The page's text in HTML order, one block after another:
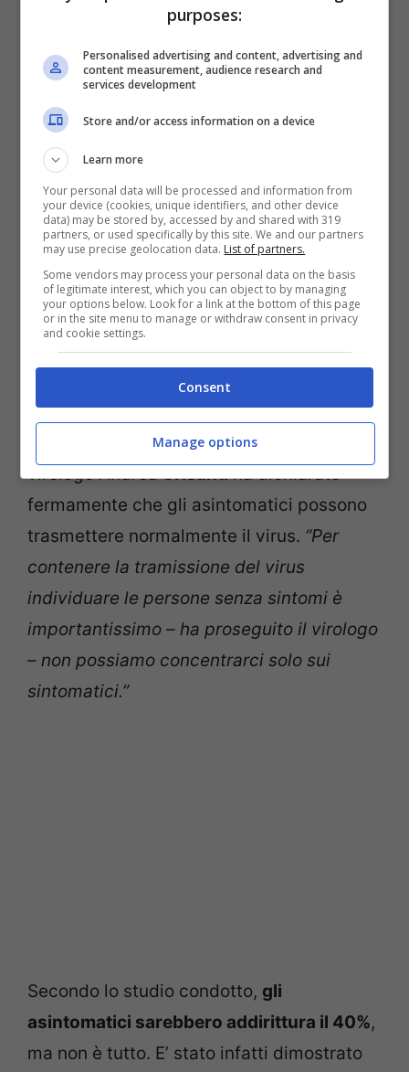
Prendendo in esame lo studio effettuato a
dal laboratorio di Padova, il
virologo AndreaCrisantiha dichiarato
fermamente che gli asintomatici possono
trasmettere normalmente il virus. “Per
contenere la tramissione del virus
individuare le persone senza sintomi è
importantissimo – ha proseguito il virologo
– non possiamo concentrarci solo sui
sintomatici.”
Secondo lo studio condotto, gli
asintomatici sarebbero addirittura il 40%,
ma non è tutto. E’ stato infatti dimostrato
purposes:
Personalised advertising and content, advertising and
content measurement, audience research and
services development
Store and/or access information on a device
Learn more
Your personal data will be processed and information from
your device (cookies, unique identifiers, and other device
data) may be stored by, accessed by and shared with 319
partners, or used specifically by this site. We and our partners
may use precise geolocation data. List of partners.
Some vendors may process your personal data on the basis
of legitimate interest, which you can object to by managing
your options below. Look for a link at the bottom of this page
or in the site menu to manage or withdraw consent in privacy
and cookie settings.
Consent
Manage options